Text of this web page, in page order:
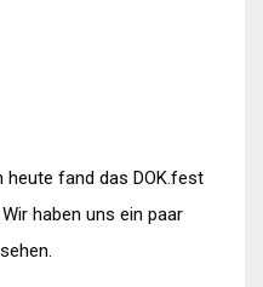
heute fand das DOK.fest
haben uns ein paar